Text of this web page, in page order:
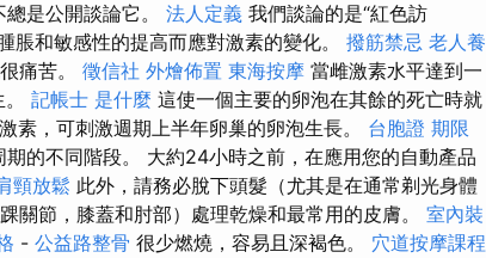
是公開談論它。 法人定義 我們談論的是“紅色訪
脹和敏感性的提高而應對激素的變化。 撥筋禁忌 老人養
痛苦。 徵信社 外燴佈置 東海按摩 當雌激素水平達到一
記帳士 是什麼 這使一個主要的卵泡在其餘的死亡時就
素，可刺激週期上半年卵巢的卵泡生長。 台胞證 期限
的不同階段。 大約24小時之前，在應用您的自動產品
頸放鬆 此外，請務必脫下頭髮（尤其是在通常剃光身體
關節，膝蓋和肘部）處理乾燥和最常用的皮膚。 室內裝
- 公益路整骨 很少燃燒，容易且深褐色。 穴道按摩課程